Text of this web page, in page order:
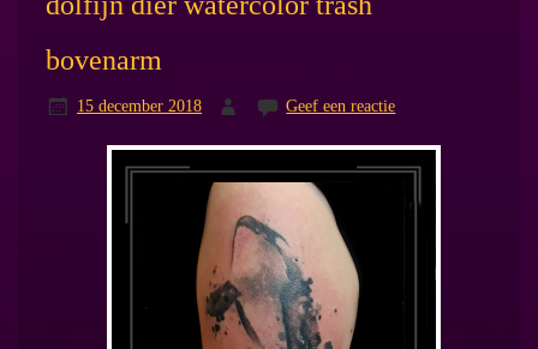
bovenarm
15 december 2018 Geef een reactie